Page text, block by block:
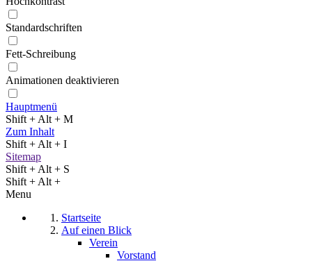
Standardschriften
Fett-Schreibung
Animationen deaktivieren
Hauptmenü
Shift + Alt + M
Zum Inhalt
Shift + Alt + I
Sitemap
Shift + Alt + S
Shift + Alt +
Menu
Startseite
Auf einen Blick
Verein
Vorstand